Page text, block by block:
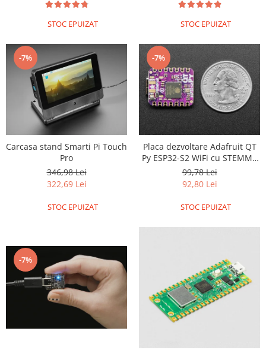
STOC EPUIZAT STOC EPUIZAT
-7%
Carcasa stand Smarti Pi Touch
Pro
346,98 Lei
322,69 Lei
STOC EPUIZAT
-7%
Placa dezvoltare Adafruit QT
Py ESP32-S2 WiFi cu STEMMA
QT
99,78 Lei
92,80 Lei
STOC EPUIZAT
-7%